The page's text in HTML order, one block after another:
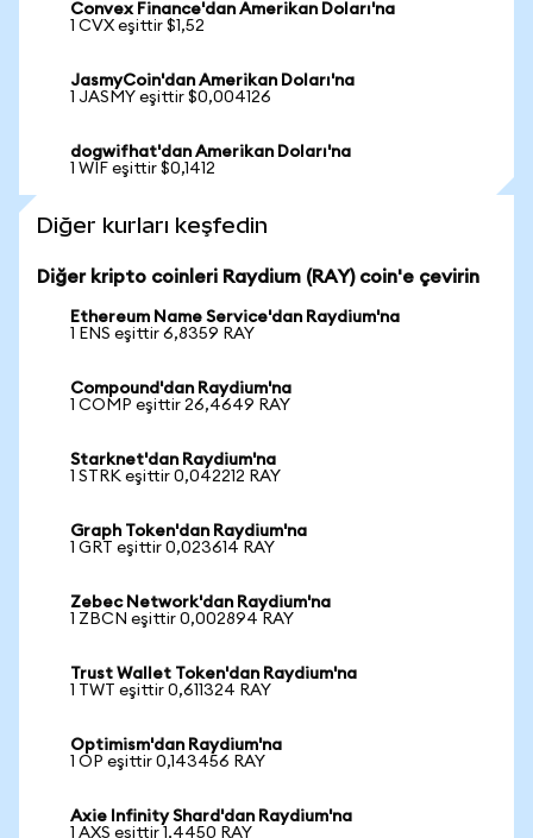
Convex Finance'dan Amerikan Doları'na
1 CVX eşittir $1,52
JasmyCoin'dan Amerikan Doları'na
1 JASMY eşittir $0,004126
dogwifhat'dan Amerikan Doları'na
1 WIF eşittir $0,1412
Diğer kurları keşfedin
Diğer kripto coinleri Raydium (RAY) coin'e çevirin
Ethereum Name Service'dan Raydium'na
1 ENS eşittir 6,8359 RAY
Compound'dan Raydium'na
1 COMP eşittir 26,4649 RAY
Starknet'dan Raydium'na
1 STRK eşittir 0,042212 RAY
Graph Token'dan Raydium'na
1 GRT eşittir 0,023614 RAY
Zebec Network'dan Raydium'na
1 ZBCN eşittir 0,002894 RAY
Trust Wallet Token'dan Raydium'na
1 TWT eşittir 0,611324 RAY
Optimism'dan Raydium'na
1 OP eşittir 0,143456 RAY
Axie Infinity Shard'dan Raydium'na
1 AXS eşittir 1,4450 RAY